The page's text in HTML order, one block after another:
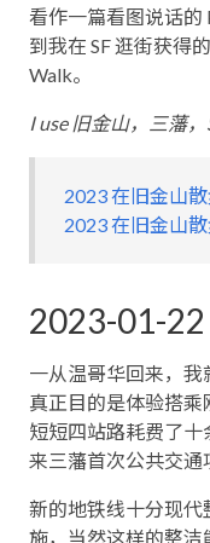
看作一篇看图说话的
到我在 SF 逛街获得
Walk。
I use 旧金山，三藩
2023 在旧金山
2023 在旧金山
2023-01-22
一从温哥华回来，我
真正目的是体验搭乘
短短四站路耗费了
来三藩首次公共交通
新的地铁线十分现
施，当然这样的整洁